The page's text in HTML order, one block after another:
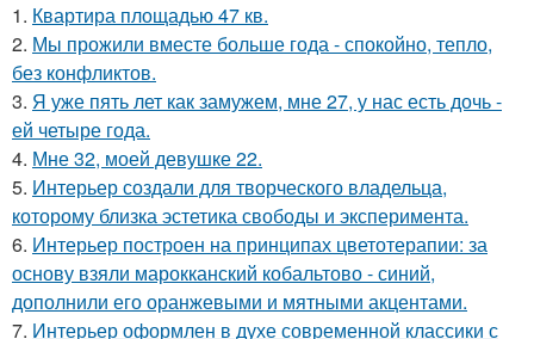
1. Квартира площадью 47 кв.
2. Мы прожили вместе больше года - спокойно, тепло,
без конфликтов.
3. Я уже пять лет как замужем, мне 27, у нас есть дочь -
ей четыре года.
4. Мне 32, моей девушке 22.
5. Интерьер создали для творческого владельца,
которому близка эстетика свободы и эксперимента.
6. Интерьер построен на принципах цветотерапии: за
основу взяли марокканский кобальтово - синий,
дополнили его оранжевыми и мятными акцентами.
7. Интерьер оформлен в духе современной классики с